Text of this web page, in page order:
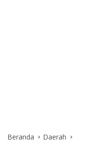
Beranda Daerah